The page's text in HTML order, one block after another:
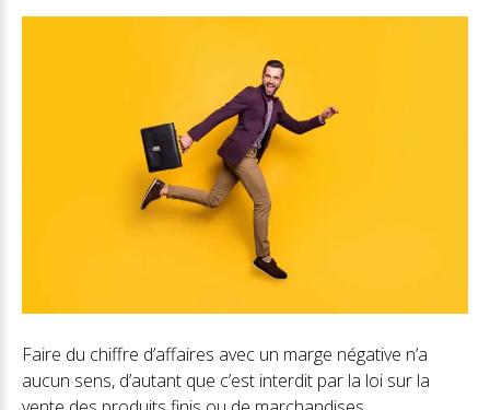
Faire du chiffre d’affaires avec un marge négative n’a
aucun sens, d’autant que c’est interdit par la loi sur la